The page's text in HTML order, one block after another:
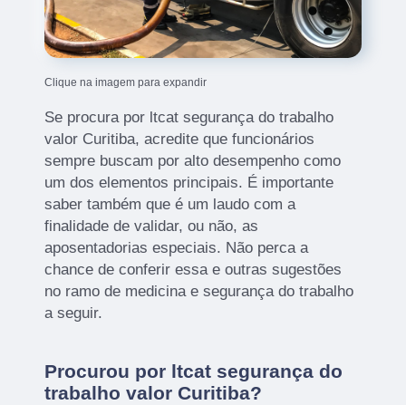
Clique na imagem para expandir
Se procura por ltcat segurança do trabalho
valor Curitiba, acredite que funcionários
sempre buscam por alto desempenho como
um dos elementos principais. É importante
saber também que é um laudo com a
finalidade de validar, ou não, as
aposentadorias especiais. Não perca a
chance de conferir essa e outras sugestões
no ramo de medicina e segurança do trabalho
a seguir.
Procurou por ltcat segurança do
trabalho valor Curitiba?